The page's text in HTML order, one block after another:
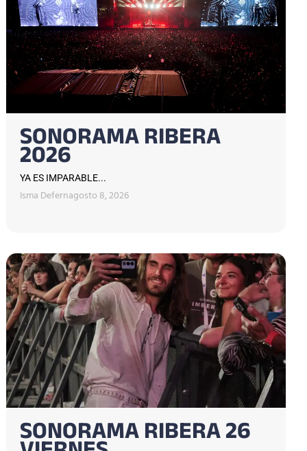
SONORAMA RIBERA
2026
YA ES IMPARABLE...
Isma Defernagosto 8, 2026
SONORAMA RIBERA 26